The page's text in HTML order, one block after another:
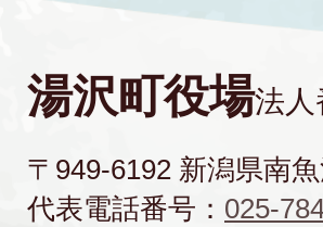
湯沢町役場法
〒949-6192 新潟県南
代表電話番号： 025-